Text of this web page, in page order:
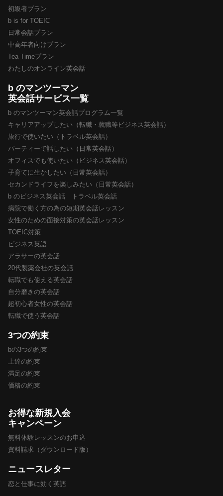
初級者プラン
b is for TOEIC
日常会話プラン
中高年者向けプラン
Tea Timeプラン
わたしのオンライン英会話
b のマンツーマン
英会話サービス一覧
b のマンツーマン英会話プログラム一覧
キャリアアップしたい（転職・就職等ビジネス英会話）
旅行で使いたい（トラベル英会話）
パーティーで話したい（日常英会話）
オフィスでも使いたい（ビジネス英会話）
子育てに生かしたい（日常英会話）
セカンドライフを楽しみたい（日常英会話）
b のビジネス英会話 トラベル英会話
病院で働く方の為の短期英会話レッスン
女性のための面接対策の英会話レッスン
TOEIC対策
ビジネス英語
アラサーの英会話
20代製薬会社の英会話
転職でも使える英会話
自分磨きの英会話
超初心者女性の英会話
転職で使う英会話
3つの約束
bの3つの約束
上達の約束
満足の約束
価格の約束
お得な新規入会
キャンペーン
無料体験レッスンのお申込
資料請求（ダウンロード版）
ニュースレター
恋と仕事に効く英語